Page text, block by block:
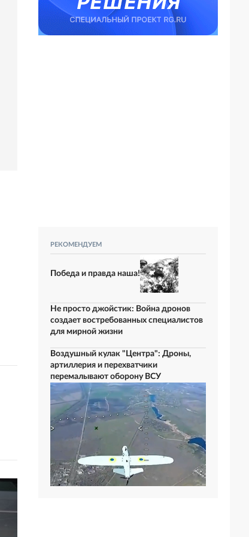
РЕКОМЕНДУЕМ
Победа и правда наша!
Не просто джойстик: Война дронов
создает востребованных специалистов
для мирной жизни
Воздушный кулак "Центра": Дроны,
артиллерия и перехватчики
перемалывают оборону ВСУ